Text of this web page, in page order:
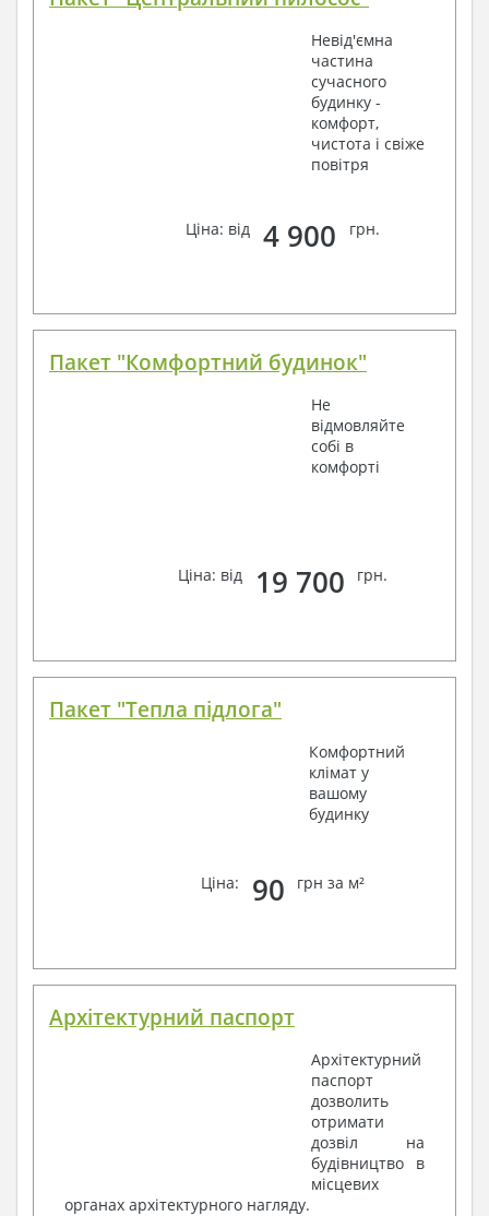
Невід'ємна
частина
сучасного
будинку -
комфорт,
чистота і свіже
повітря
Ціна: від 4 900 грн.
Пакет "Комфортний будинок"
Не
відмовляйте
собі в
комфорті
Ціна: від 19 700 грн.
Пакет "Тепла підлога"
Комфортний
клімат у
вашому
будинку
Ціна: 90 грн за м²
Архітектурний паспорт
Архітектурний
паспорт
дозволить
отримати
дозвіл на
будівництво в
місцевих
органах архітектурного нагляду.